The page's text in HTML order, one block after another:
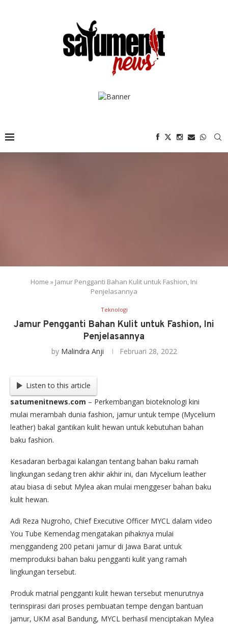
Home » Jamur Pengganti Bahan Kulit untuk Fashion, Ini
Penjelasannya
Teknologi
Jamur Pengganti Bahan Kulit untuk Fashion, Ini
Penjelasannya
by Malindra Anji Februari 28, 2022
Listen to this article
satumenitnews.com – Perkembangan bioteknologi kini
mulai merambah dunia fashion, jamur untuk tempe (Mycelium
leather) bakal gantikan kulit hewan untuk kebutuhan bahan
baku fashion.
Kesadaran berbagai kalangan tentang bahan baku ramah
lingkungan sedang tren akhir akhir ini, dan Mycelium leather
atau biasa di sebut Mylea akan mulai menggeser bahan baku
kulit hewan.
Adi Reza Nugroho, Chief Executive Officer MYCL dalam video
You Tube Kemendag mengatakan pihaknya mulai
menggandeng 200 petani jamur di Jawa Barat untuk
memproduksi bahan baku pengganti kulit yang ramah
lingkungan tersebut.
Produk matrial pengganti kulit hewan tersebut menurutnya
terinspirasi dari proses pembuatan tempe dengan bantuan
jamur, UKM asal Bandung, MYCL berhasil menciptakan Mylea